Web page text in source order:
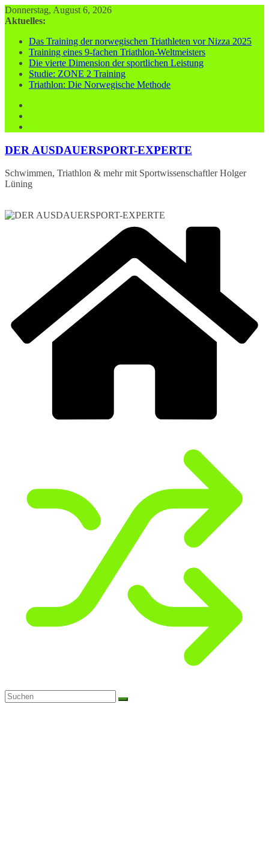
Zum
Inhalt
Donnerstag, August 6, 2026
Aktuelles:
Das Training der norwegischen Triathleten vor Nizza 2025
Training eines 9-fachen Triathlon-Weltmeisters
Die vierte Dimension der sportlichen Leistung
Studie: ZONE 2 Training
Triathlon: Die Norwegische Methode
DER AUSDAUERSPORT-EXPERTE
Schwimmen, Triathlon & mehr mit Sportwissenschaftler Holger
Lüning